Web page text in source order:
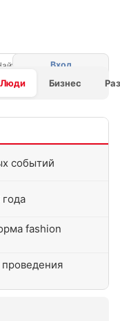
Люди Бизнес
Вход
событий
fashion